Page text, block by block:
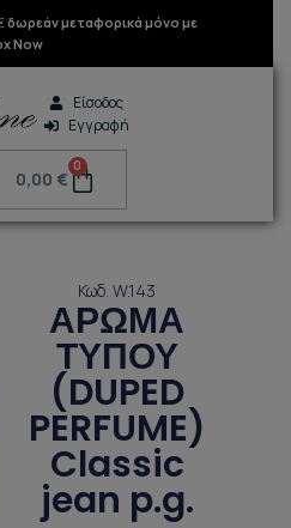
δωρεάν μεταφορικά μόνο με
Now
Είσοδος
Εγγραφή
0,00 €
0
Cart
Κωδ. W.143
ΑΡΩΜΑ
ΤΥΠΟΥ
(DUPED
PERFUME)
Classic
jean p.g.